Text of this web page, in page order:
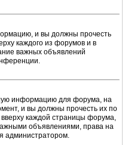
и вы должны прочесть
каждого из форумов и в
важных объявлений
информацию для форума, на
и вы должны прочесть их по
каждой страницы форума,
объявлениями, права на
администратором.